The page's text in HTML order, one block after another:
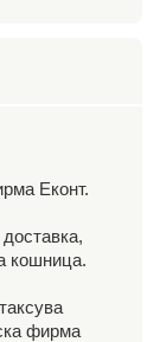
Еконт.
кошница.
фирма